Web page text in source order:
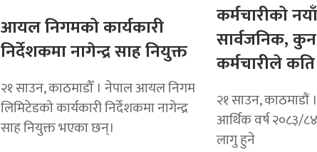
आयल निगमको कार्यकारी
निर्देशकमा नागेन्द्र साह नियुक्त
२१ साउन, काठमाडौँ । नेपाल आयल निगम
लिमिटेडको कार्यकारी निर्देशकमा नागेन्द्र
साह नियुक्त भएका छन्।
कर्मचारीको
सार्वजनिक,
कर्मचारीले
२१ साउन, काठमाडाैं
आर्थिक वर्ष २०८३/
लागु हुने